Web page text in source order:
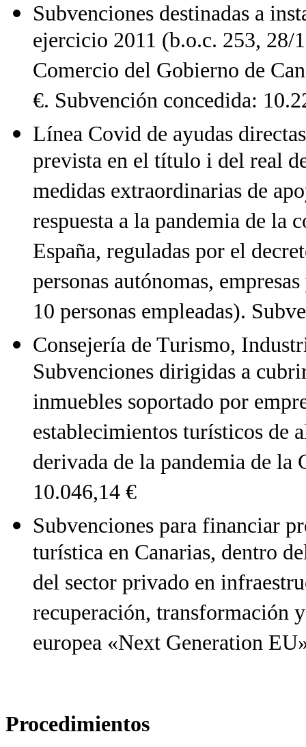
Subvenciones destinadas a
ejercicio 2011 (b.o.c. 253, 28/
Comercio del Gobierno de
€. Subvención concedida:
Línea Covid de ayudas
prevista en el título i del real
medidas extraordinarias de
respuesta a la pandemia de
España, reguladas por el
personas autónomas,
10 personas empleadas).
Consejería de Turismo,
Subvenciones dirigidas a
inmuebles soportado por
establecimientos turísticos de
derivada de la pandemia de
10.046,14 €
Subvenciones para financiar
turística en Canarias, dentro
del sector privado en
recuperación, transformación
europea «Next Generation
Procedimientos